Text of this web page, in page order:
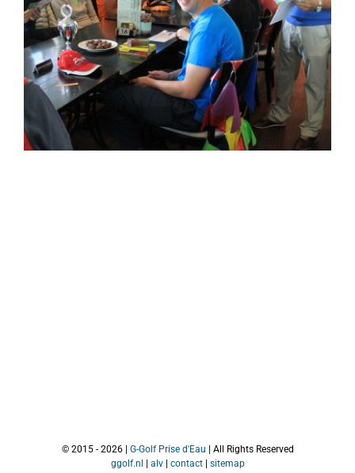
© 2015 - 2026 | G-Golf Prise d'Eau | All Rights Reserved
ggolf.nl
alv| contact| sitemap